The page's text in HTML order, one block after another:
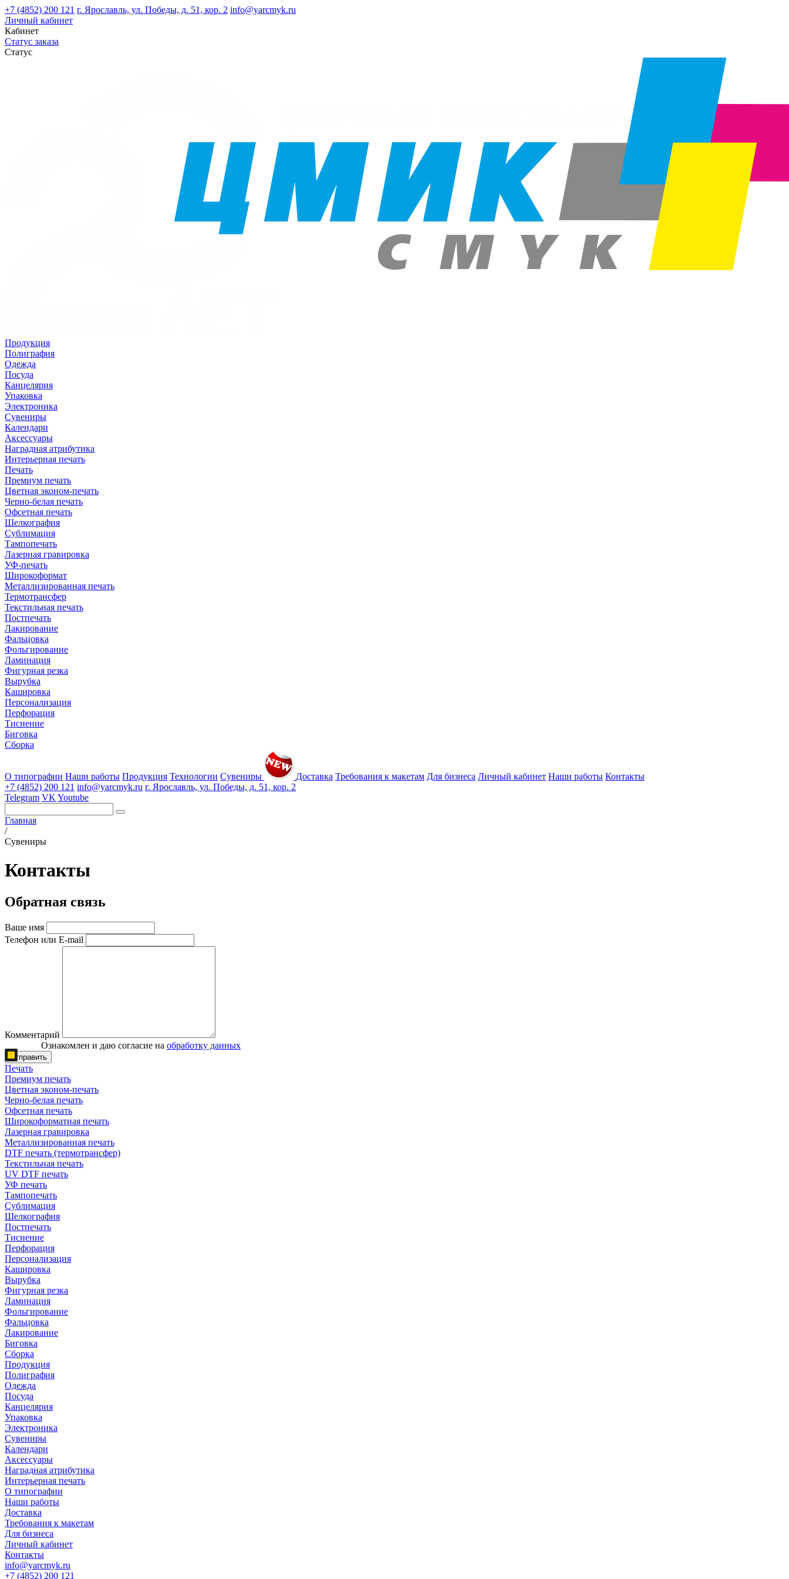
+7 (4852) 200 121 г. Ярославль, ул. Победы, д. 51, кор. 2 info@yarcmyk.ru
Личный кабинет
Кабинет
Статус заказа
Статус
Продукция
Полиграфия
Одежда
Посуда
Канцелярия
Упаковка
Электроника
Сувениры
Календари
Аксессуары
Наградная атрибутика
Интерьерная печать
Печать
Премиум печать
Цветная эконом-печать
Черно-белая печать
Офсетная печать
Шелкография
Сублимация
Тампопечать
Лазерная гравировка
УФ-печать
Широкоформат
Металлизированная печать
Термотрансфер
Текстильная печать
Постпечать
Лакирование
Фальцовка
Фольгирование
Ламинация
Фигурная резка
Вырубка
Кашировка
Персонализация
Перфорация
Тиснение
Биговка
Сборка
О типографии Наши работы Продукция Технологии Сувениры Доставка Требования к макетам Для бизнеса Личный кабинет Наши работы Контакты
+7 (4852) 200 121 info@yarcmyk.ru г. Ярославль, ул. Победы, д. 51, кор. 2
Telegram VK Youtube
Главная
/
Сувениры
Контакты
Обратная связь
Ваше имя
Телефон или E-mail
Комментарий
Ознакомлен и даю согласие на обработку данных
Отправить
Печать
Премиум печать
Цветная эконом-печать
Черно-белая печать
Офсетная печать
Широкоформатная печать
Лазерная гравировка
Металлизированная печать
DTF печать (термотрансфер)
Текстильная печать
UV DTF печать
УФ печать
Тампопечать
Сублимация
Шелкография
Постпечать
Тиснение
Перфорация
Персонализация
Кашировка
Вырубка
Фигурная резка
Ламинация
Фольгирование
Фальцовка
Лакирование
Биговка
Сборка
Продукция
Полиграфия
Одежда
Посуда
Канцелярия
Упаковка
Электроника
Сувениры
Календари
Аксессуары
Наградная атрибутика
Интерьерная печать
О типографии
Наши работы
Доставка
Требования к макетам
Для бизнеса
Личный кабинет
Контакты
info@yarcmyk.ru
+7 (4852) 200 121